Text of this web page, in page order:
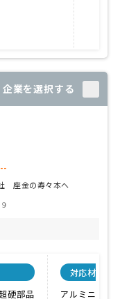
企業を選択する
座金の寿々本へ
硬部品
対応材料
アルミニウム